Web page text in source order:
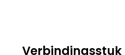
Verbindingsstuk